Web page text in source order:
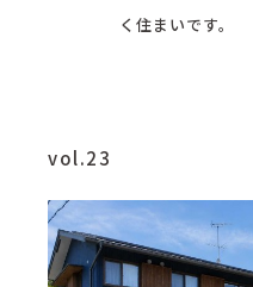
く住まいです。
vol.23